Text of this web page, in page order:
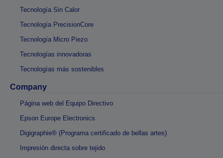
Tecnología Sin Calor
Tecnología PrecisionCore
Tecnología Micro Piezo
Tecnologías innovadoras
Tecnologías más sostenibles
Company
Página web del Equipo Directivo
Epson Europe Electronics
Digigraphie® (Programa certificado de bellas artes)
Impresión directa sobre tejido